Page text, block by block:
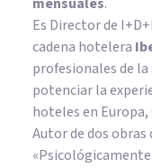
Es Director de
cadena hotelera
profesionales de
potenciar la
hoteles en
Autor de dos